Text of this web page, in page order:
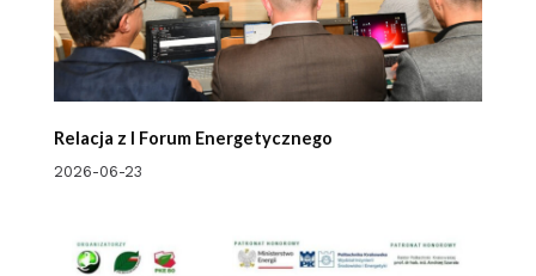
Relacja z I Forum Energetycznego
2026-06-23